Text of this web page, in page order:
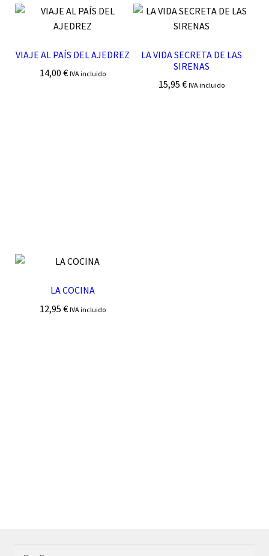
VIAJE AL PAÍS DEL AJEDREZ
14,00€ IVA incluido
LA VIDA SECRETA DE LAS
SIRENAS
15,95 € IVA incluido
LA COCINA
12,95€ IVA incluido